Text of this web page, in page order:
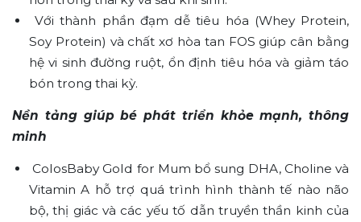
Với thành phần đạm dễ tiêu hóa (Whey Protein,
Soy Protein) và chất xơ hòa tan FOS giúp cân bằng
hệ vi sinh đường ruột, ổn định tiêu hóa và giảm táo
bón trong thai kỳ.
Nền tảng giúp bé phát triển khỏe mạnh, thông
minh
ColosBaby Gold for Mum bổ sung DHA, Choline và
Vitamin A hỗ trợ quá trình hình thành tế nào não
bộ, thị giác và các yếu tố dẫn truyền thần kinh của